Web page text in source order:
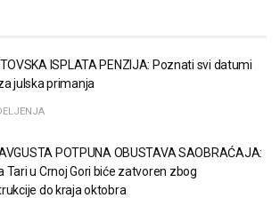
ISPLATA PENZIJA: Poznati svi datumi
julska primanja
POTPUNA OBUSTAVA SAOBRAĆAJA:
Tari u Crnoj Gori biće zatvoren zbog
do kraja oktobra